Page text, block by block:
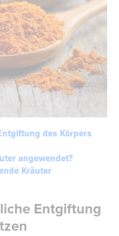
des Körpers
angewendet?
Kräuter
Entgiftung